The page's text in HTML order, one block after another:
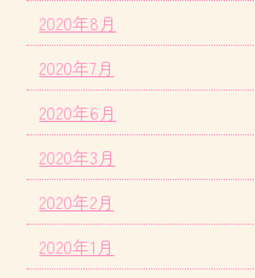
2020年8月
2020年7月
2020年6月
2020年3月
2020年2月
2020年1月